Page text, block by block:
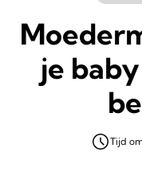
je
Tijd